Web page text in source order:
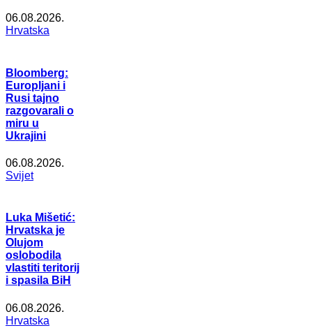
06.08.2026.
Hrvatska
Bloomberg:
Europljani i
Rusi tajno
razgovarali o
miru u
Ukrajini
06.08.2026.
Svijet
Luka Mišetić:
Hrvatska je
Olujom
oslobodila
vlastiti teritorij
i spasila BiH
06.08.2026.
Hrvatska